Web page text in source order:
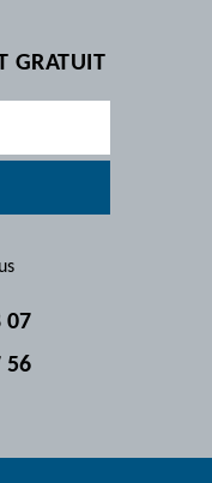
GRATUIT
07
56